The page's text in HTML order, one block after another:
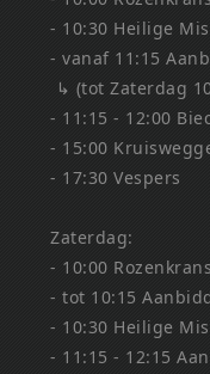
- 10:30 Heilige Mis
- vanaf 11:15
↳ (tot Zaterdag
- 11:15 - 12:00
- 15:00
- 17:30 Vespers
Zaterdag:
- 10:00 Rozenkrans
- tot 10:15
- 10:30 Heilige Mis
- 11:15 - 12:15